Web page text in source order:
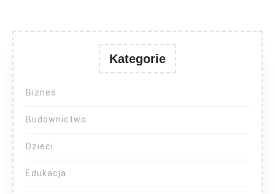
Kategorie
Biznes
Budownictwo
Dzieci
Edukacja